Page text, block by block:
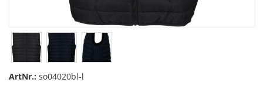
ArtNr.: so04020bl-l